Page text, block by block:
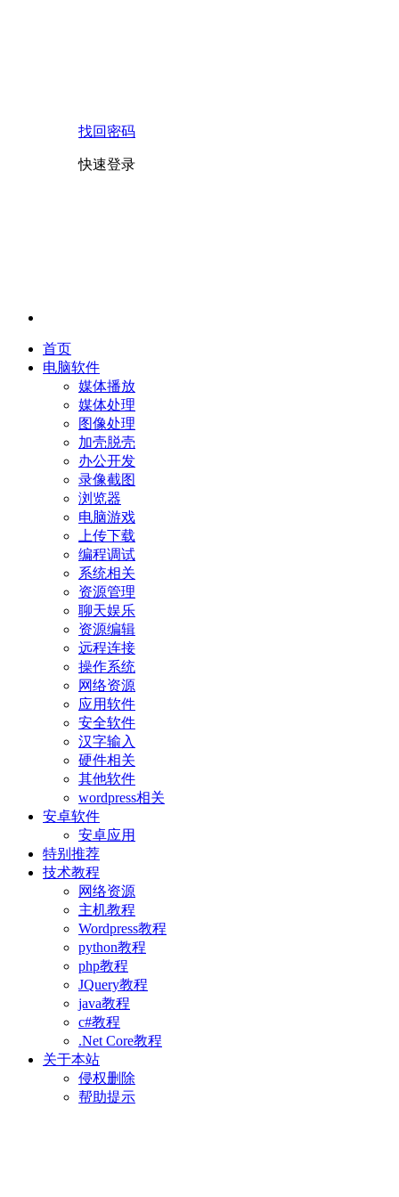
找回密码
快速登录
首页
电脑软件
媒体播放
媒体处理
图像处理
加壳脱壳
办公开发
录像截图
浏览器
电脑游戏
上传下载
编程调试
系统相关
资源管理
聊天娱乐
资源编辑
远程连接
操作系统
网络资源
应用软件
安全软件
汉字输入
硬件相关
其他软件
wordpress相关
安卓软件
安卓应用
特别推荐
技术教程
网络资源
主机教程
Wordpress教程
python教程
php教程
JQuery教程
java教程
c#教程
.Net Core教程
关于本站
侵权删除
帮助提示